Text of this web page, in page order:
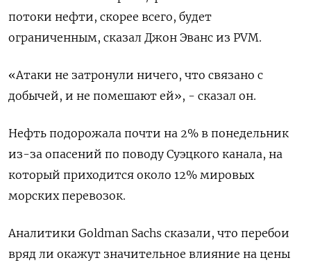
потоки нефти, скорее всего, будет
ограниченным, сказал Джон Эванс из PVM.
«Атаки не затронули ничего, что связано с
добычей, и не помешают ей», - сказал он.
Нефть подорожала почти на 2% в понедельник
из-за опасений по поводу Суэцкого канала, на
который приходится около 12% мировых
морских перевозок.
Аналитики Goldman Sachs сказали, что перебои
вряд ли окажут значительное влияние на цены